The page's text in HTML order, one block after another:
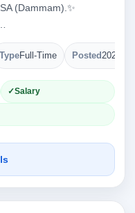
(Dammam).✨
TypeFull-Time Posted2026-
Salary